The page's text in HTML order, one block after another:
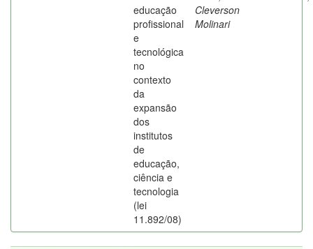
educação
profissional
e
tecnológica
no
contexto
da
expansão
dos
institutos
de
educação,
ciência e
tecnologia
(lei
11.892/08)
Cleverson
Molinari